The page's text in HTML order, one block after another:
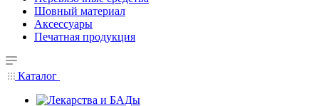
Шовный материал
Аксессуары
Печатная продукция
Каталог